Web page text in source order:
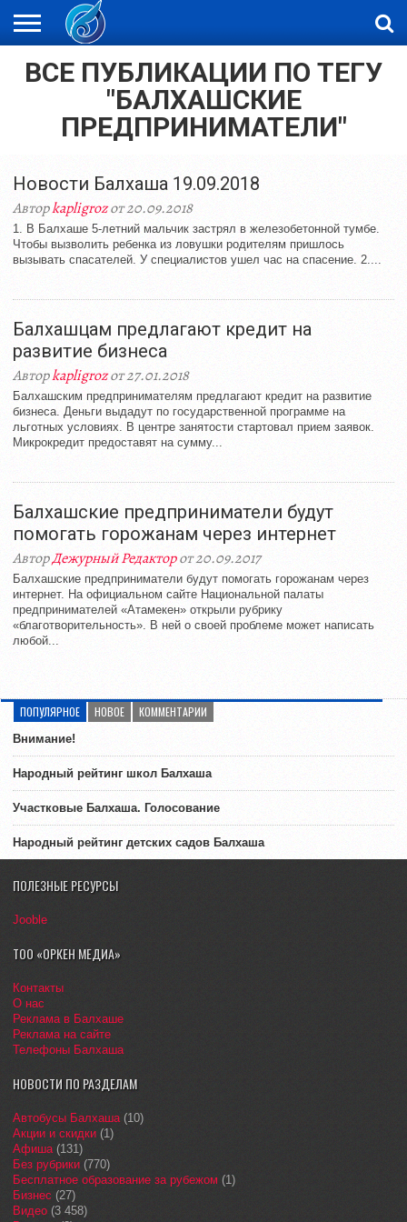
ЖАҢАЛЫҚТАР
НОВОСТИ
ВИДЕО
ФОТОРЕПОРТАЖИ
ОРКЕН
ВСЕ ПУБЛИКАЦИИ ПО ТЕГУ
"БАЛХАШСКИЕ
ПРЕДПРИНИМАТЕЛИ"
Новости Балхаша 19.09.2018
Авторkapligrozот 20.09.2018
1. В Балхаше 5-летний мальчик застрял в железобетонной тумбе.
Чтобы вызволить ребенка из ловушки родителям пришлось
вызывать спасателей. У специалистов ушел час на спасение. 2....
Балхашцам предлагают кредит на
развитие бизнеса
Авторkapligrozот 27.01.2018
Балхашским предпринимателям предлагают кредит на развитие
бизнеса. Деньги выдадут по государственной программе на
льготных условиях. В центре занятости стартовал прием заявок.
Микрокредит предоставят на сумму...
Балхашские предприниматели будут
помогать горожанам через интернет
АвторДежурный Редакторот 20.09.2017
Балхашские предприниматели будут помогать горожанам через
интернет. На официальном сайте Национальной палаты
предпринимателей «Атамекен» открыли рубрику
«благотворительность». В ней о своей проблеме может написать
любой...
ПОПУЛЯРНОЕ НОВОЕ КОММЕНТАРИИ
Внимание!
Народный рейтинг школ Балхаша
Участковые Балхаша. Голосование
Народный рейтинг детских садов Балхаша
ПОЛЕЗНЫЕ РЕСУРСЫ
Jooble
ТОО «ОРКЕН МЕДИА»
Контакты
О нас
Реклама в Балхаше
Реклама на сайте
Телефоны Балхаша
НОВОСТИ ПО РАЗДЕЛАМ
Автобусы Балхаша(10)
Акции и скидки (1)
Афиша(131)
Без рубрики (770)
Бесплатное образование за рубежом (1)
Бизнес (27)
Видео (3 458)